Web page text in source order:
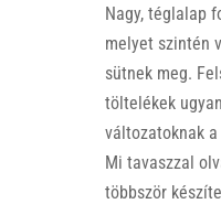
Nagy, téglalap
melyet szintén
sütnek meg.
töltelékek
változatoknak
Mi tavaszzal
többször